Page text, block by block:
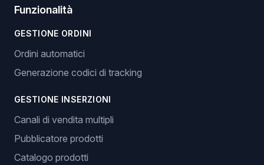
Funzionalità
GESTIONE ORDINI
Ordini automatici
Generazione codici di tracking
GESTIONE INSERZIONI
Canali di vendita multipli
Pubblicatore prodotti
Catalogo prodotti